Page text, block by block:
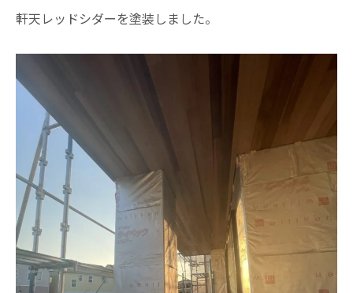
軒天レッドシダーを塗装しました。